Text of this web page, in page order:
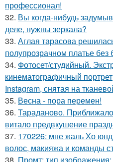
профессионал!
32. Вы когда-нибудь
деле, нужны зеркала?
33. Аглая тарасова
полупрозрачном платье без
34. Фотосет/студийный.
кинематографичный
Instagram, снятая на
35. Весна - пора перемен!
36. Тараданово.
витало предвкушение
37. 170226: мне жаль Хо
волос, макияжа и команды